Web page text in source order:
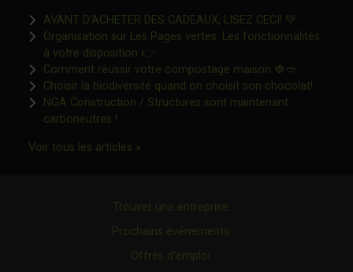
AVANT D’ACHETER DES CADEAUX, LISEZ CECI! 💚
Organisation sur Les Pages vertes: Les fonctionnalités
à votre disposition 👉Ce lien s'ouvrira dans une nouvelle
Comment réussir votre compostage maison 🍓🥙
Choisir la biodiversité quand on choisit son chocolat!Ce lien
NGA Construction / Structures sont maintenant
carboneutres !Ce lien s'ouvrira dans une nouvelle fenêtre"
Voir tous les articles »Ce lien s'ouvrira dans une nouvelle
Trouver une entreprise
Prochains événements
Offres d’emploi